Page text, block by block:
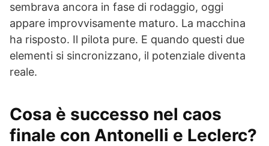
sembrava ancora in fase di rodaggio, oggi
appare improvvisamente maturo. La macchina
ha risposto. Il pilota pure. E quando questi due
elementi si sincronizzano, il potenziale diventa
reale.
Cosa è successo nel caos
finale con Antonelli e Leclerc?